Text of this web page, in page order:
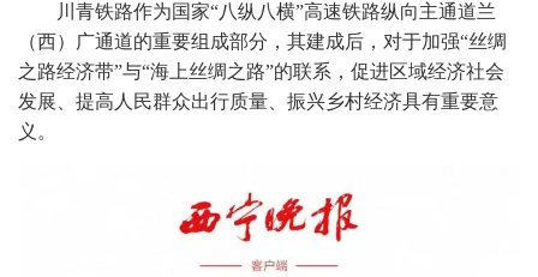
川青铁路作为国家“八纵八横”高速铁路纵向主通道兰
（西）广通道的重要组成部分，其建成后，对于加强“丝绸
之路经济带”与“海上丝绸之路”的联系，促进区域经济社会
发展、提高人民群众出行质量、振兴乡村经济具有重要意
义。